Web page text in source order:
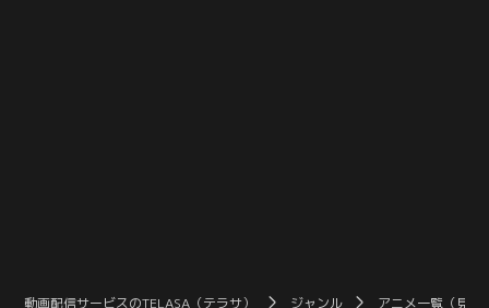
動画配信サービスのTELASA（テラサ） ジャンル アニメ一覧（見放